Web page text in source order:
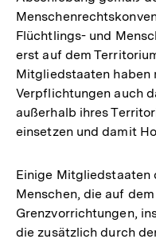
Flüchtlings- und
erst auf dem
Mitgliedstaaten haben
Verpflichtungen auch
außerhalb ihres
einsetzen und damit
Einige Mitgliedstaaten
Menschen, die auf
Grenzvorrichtungen,
die zusätzlich durch